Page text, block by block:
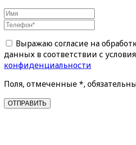
Выражаю согласие на
данных в соответствии с
конфиденциальности
Поля, отмеченные *,
ОТПРАВИТЬ